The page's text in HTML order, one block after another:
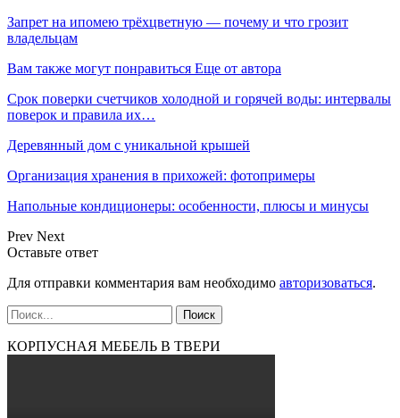
Запрет на ипомею трёхцветную — почему и что грозит
владельцам
Вам также могут понравиться Еще от автора
Срок поверки счетчиков холодной и горячей воды: интервалы
поверок и правила их…
Деревянный дом с уникальной крышей
Организация хранения в прихожей: фотопримеры
Напольные кондиционеры: особенности, плюсы и минусы
Prev Next
Оставьте ответ
Для отправки комментария вам необходимо авторизоваться.
КОРПУСНАЯ МЕБЕЛЬ В ТВЕРИ